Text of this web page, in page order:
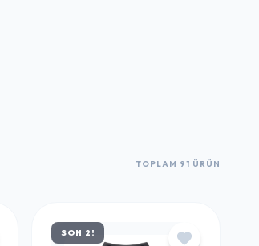
TOPLAM 91 ÜRÜN
SON 2!